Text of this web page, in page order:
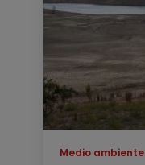
Medio ambiente